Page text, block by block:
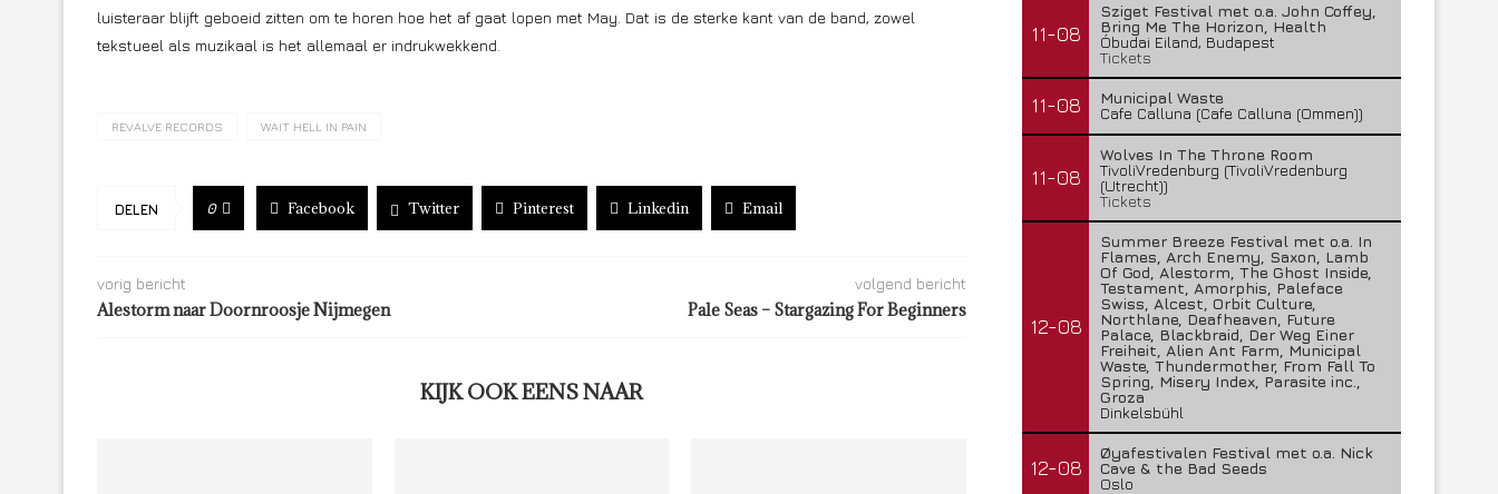
luisteraar blijft geboeid zitten om te horen hoe het af gaat lopen met May. Dat is de sterke kant van de band, zowel
tekstueel als muzikaal is het allemaal er indrukwekkend.
REVALVE RECORDS WAIT HELL IN PAIN
DELEN 0 Facebook Twitter Pinterest Linkedin Email
vorig bericht
Alestorm naar Doornroosje Nijmegen
volgend bericht
Pale Seas – Stargazing For Beginners
KIJK OOK EENS NAAR
11-08
Sziget Festival met o.a. John Coffey,
Bring Me The Horizon, Health
Óbudai Eiland, Budapest
Tickets
11-08
Municipal Waste
Cafe Calluna (Cafe Calluna (Ommen))
11-08
Wolves In The Throne Room
TivoliVredenburg (TivoliVredenburg
(Utrecht))
Tickets
12-08
Summer Breeze Festival met o.a. In
Flames, Arch Enemy, Saxon, Lamb
Of God, Alestorm, The Ghost Inside,
Testament, Amorphis, Paleface
Swiss, Alcest, Orbit Culture,
Northlane, Deafheaven, Future
Palace, Blackbraid, Der Weg Einer
Freiheit, Alien Ant Farm, Municipal
Waste, Thundermother, From Fall To
Spring, Misery Index, Parasite inc.,
Groza
Dinkelsbühl
12-08
Øyafestivalen Festival met o.a. Nick
Cave & the Bad Seeds
Oslo